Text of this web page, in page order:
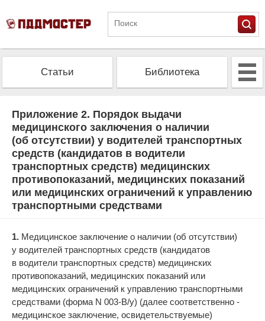
Статьи Библиотека
Проверить штрафы Калькулятор ОСАГО
Приложение 2. Порядок выдачи
медицинского заключения о наличии
(об отсутствии) у водителей транспортных
средств (кандидатов в водители
транспортных средств) медицинских
противопоказаний, медицинских показаний
или медицинских ограничений к управлению
транспортными средствами
1. Медицинское заключение о наличии (об отсутствии)
у водителей транспортных средств (кандидатов
в водители транспортных средств) медицинских
противопоказаний, медицинских показаний или
медицинских ограничений к управлению транспортными
средствами (форма N 003-В/у) (далее соответственно -
медицинское заключение, освидетельствуемые)